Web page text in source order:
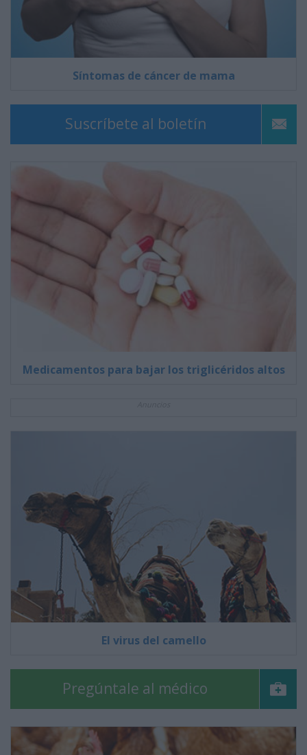
Síntomas de cáncer de mama
Suscríbete al boletín
Medicamentos para bajar los triglicéridos altos
El virus del camello
Pregúntale al médico